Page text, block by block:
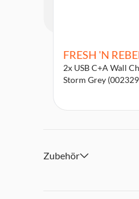
FRESH 'N
2x USB C+A Wall
Storm Grey
Zubehör